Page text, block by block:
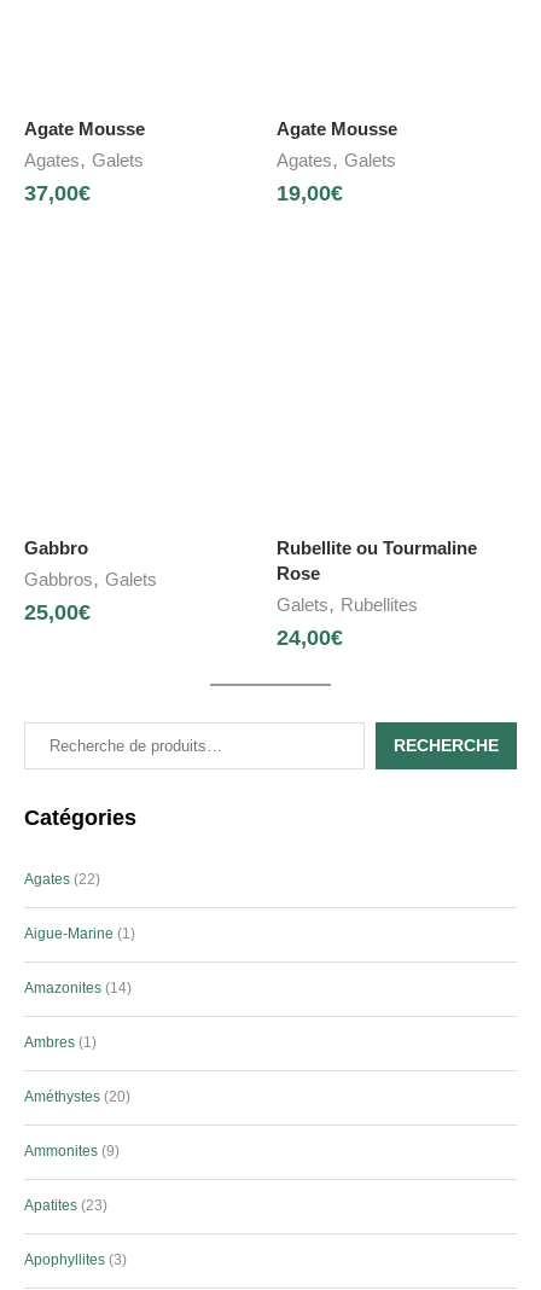
Agate Mousse
Agates, Galets
37,00€
Agate Mousse
Agates, Galets
19,00€
Gabbro
Gabbros, Galets
25,00€
Rubellite ou Tourmaline
Rose
Galets, Rubellites
24,00€
RECHERCHE
Catégories
Agates 22
Aigue-Marine 1
Amazonites 14
Ambres 1
Améthystes 20
Ammonites 9
Apatites 23
Apophyllites 3